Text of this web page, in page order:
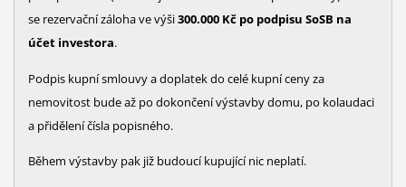
se rezervační záloha ve výši300.000 Kč po podpisu SoSB na
účet investora.
Podpis kupní smlouvy a doplatek do celé kupní ceny za
nemovitost bude až po dokončení výstavby domu, po kolaudaci
a přidělení čísla popisného.
Během výstavby pak již budoucí kupující nic neplatí.